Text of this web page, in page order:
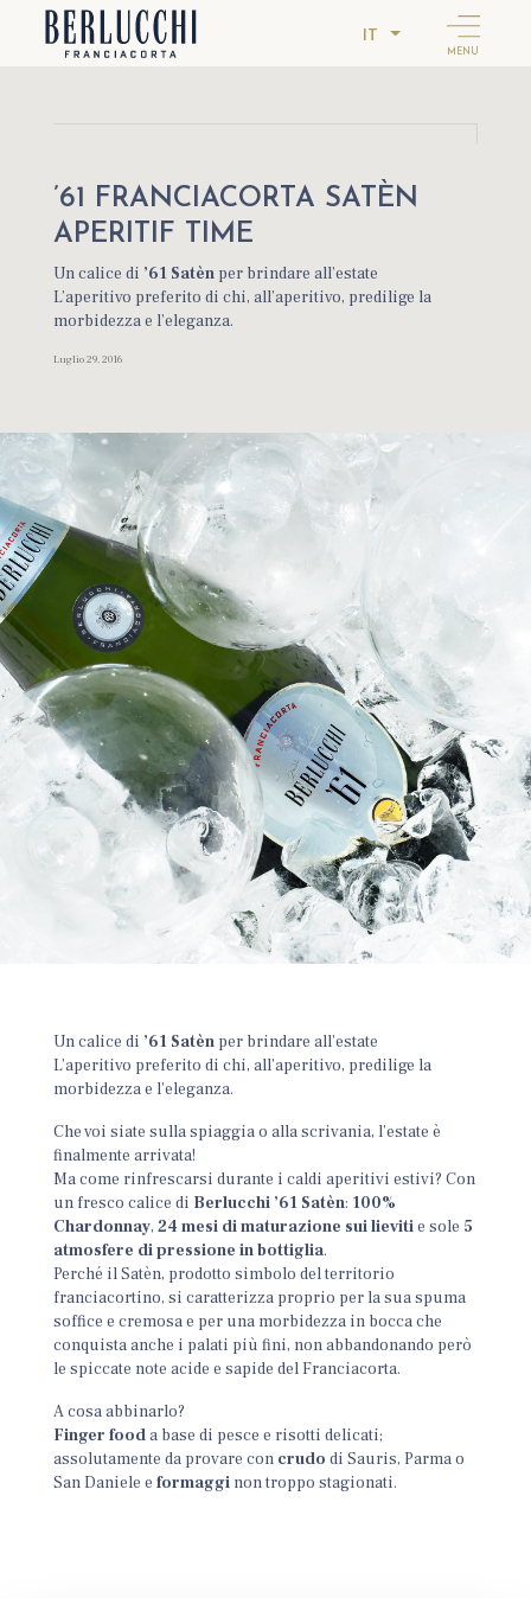
IT
MENU
’61 FRANCIACORTA SATÈN
APERITIF TIME
Un calice di ’61 Satèn per brindare all’estate
L’aperitivo preferito di chi, all’aperitivo, predilige la
morbidezza e l’eleganza.
Luglio 29, 2016
Un calice di ’61 Satèn per brindare all’estate
L’aperitivo preferito di chi, all’aperitivo, predilige la
morbidezza e l’eleganza.
Che voi siate sulla spiaggia o alla scrivania, l’estate è
finalmente arrivata!
Ma come rinfrescarsi durante i caldi aperitivi estivi? Con
un fresco calice di Berlucchi ’61 Satèn: 100%
Chardonnay, 24 mesi di maturazione sui lievitie sole 5
atmosfere di pressione in bottiglia.
Perché il Satèn, prodotto simbolo del territorio
franciacortino, si caratterizza proprio per la sua spuma
soffice e cremosa e per una morbidezza in bocca che
conquista anche i palati più fini, non abbandonando però
le spiccate note acide e sapide del Franciacorta.
A cosa abbinarlo?
Finger fooda base di pesce e risotti delicati;
assolutamente da provare con crudo di Sauris, Parma o
San Daniele eformaggi non troppo stagionati.